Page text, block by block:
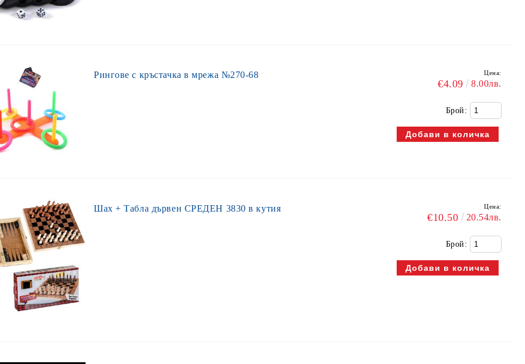
Рингове с кръстачка в мрежа №270-68 Цена:
€4.09 8.00лв.
Брой:
Шах + Табла дървен СРЕДЕН 3830 в кутия Цена:
€10.50 20.54лв.
Брой: